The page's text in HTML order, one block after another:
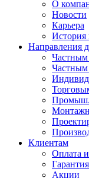
О
Новости
Карьера
История
Направления
Частным
Клиентам
Оплата и
Акции